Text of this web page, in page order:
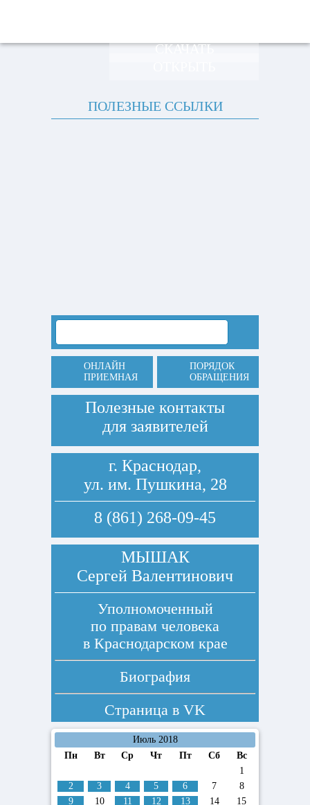
СКАЧАТЬ
ПОЛЕЗНЫЕ ССЫЛКИ
ОНЛАЙН
ПРИЕМНАЯ
ПОРЯДОК
ОБРАЩЕНИЯ
Полезные контакты
для заявителей
г. Краснодар,
ул. им. Пушкина, 28
8 (861) 268-09-45
МЫШАК
Сергей Валентинович
Уполномоченный
по правам человека
в Краснодарском крае
Биография
Страница в VK
Июль 2018
Пн
Вт Ср Чт Пт Сб
Вс
1
2
3 4 5 6 7
8
9
10 11 12 13 14 15